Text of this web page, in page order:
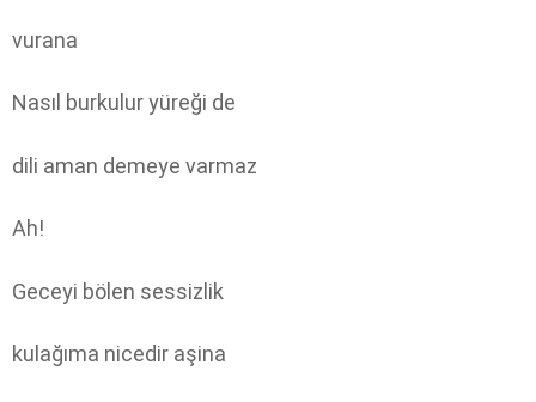
vurana
Nasıl burkulur yüreği de
dili aman demeye varmaz
Ah!
Geceyi bölen sessizlik
kulağıma nicedir aşina